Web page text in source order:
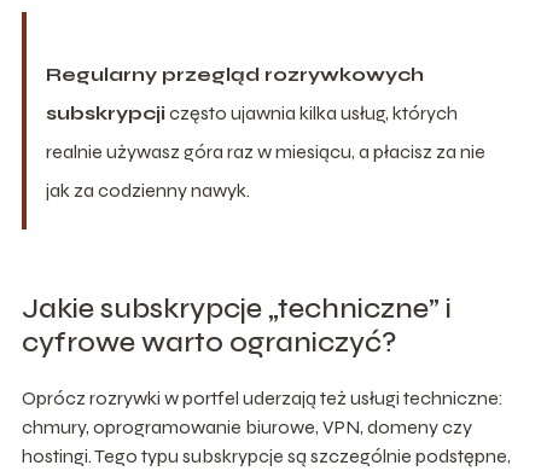
Regularny przegląd rozrywkowych
subskrypcji często ujawnia kilka usług, których
realnie używasz góra raz w miesiącu, a płacisz za nie
jak za codzienny nawyk.
Jakie subskrypcje „techniczne” i
cyfrowe warto ograniczyć?
Oprócz rozrywki w portfel uderzają też usługi techniczne:
chmury, oprogramowanie biurowe, VPN, domeny czy
hostingi. Tego typu subskrypcje są szczególnie podstępne,